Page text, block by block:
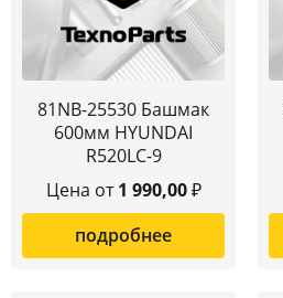
81NB-25530 Башмак
600мм HYUNDAI
R520LC-9
Цена от1 990,00₽
подробнее